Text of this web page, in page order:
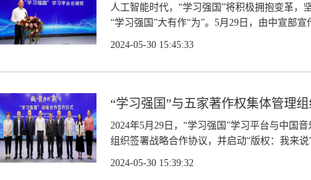
人工智能时代，“学习强国”将积极拥抱变革，
“学习强国”大有作“为”。5月29日，由中宣部
2024-05-30 15:45:33
“学习强国”与五家著作权集体管理
2024年5月29日，“学习强国”学习平台与中国
组织签署战略合作协议，并启动“版权：我来
2024-05-30 15:39:32